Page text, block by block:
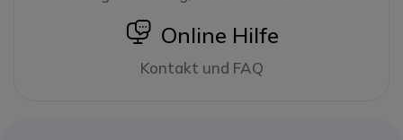
icon
Online Hilfe
Kontakt und FAQ